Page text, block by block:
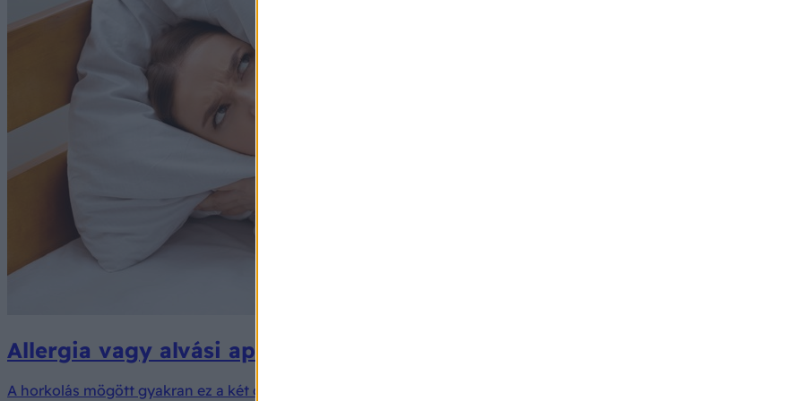
Allergia vagy alvási apnoe okozza a horkolást? – Így tudhatja meg
A horkolás mögött gyakran ez a két ok áll – és egyik sem ártalmatlan.